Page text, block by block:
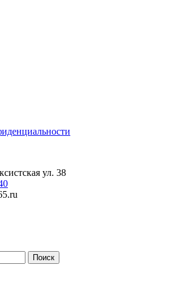
ул. 38
Поиск